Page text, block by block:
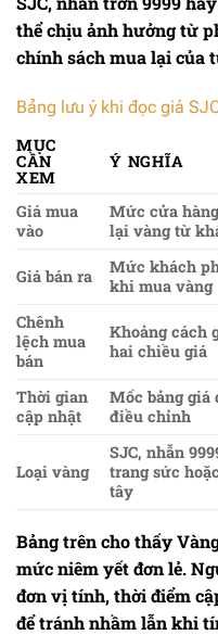
thể chịu ảnh hưởng từ
chính sách mua lại của
Bảng lưu ý khi đọc giá
MỤC
CẦN
XEM
Ý NGHĨA
Giá mua
vào
Mức cửa
lại vàng từ
Giá bán ra
Mức khách
khi mua vàng
Chênh
lệch mua
bán
Khoảng cách
hai chiều giá
Thời gian
cập nhật
Mốc bảng giá
điều chỉnh
Loại vàng
SJC, nhẫn
trang sức
tây
Bảng trên cho thấy
mức niêm yết đơn lẻ.
đơn vị tính, thời điểm
để tránh nhầm lẫn khi